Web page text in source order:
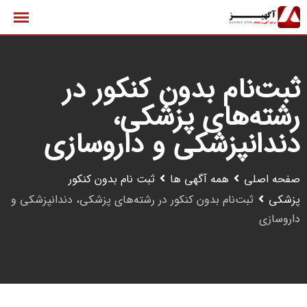
پرش
به
ثبت‌نام بدون کنکور در
رشته‌های پزشکی،
دندانپزشکی و داروسازی
صفحه اصلی همه آگهی ها
ثبت نام بدون کنکور
پزشکی
ثبت‌نام بدون کنکور در رشته‌های پزشکی، دندانپزشکی و
داروسازی